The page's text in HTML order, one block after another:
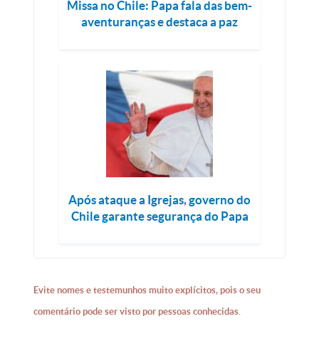
Missa no Chile: Papa fala das bem-
aventuranças e destaca a paz
Após ataque a Igrejas, governo do
Chile garante segurança do Papa
Evite nomes e testemunhos muito explícitos, pois o seu
comentário pode ser visto por pessoas conhecidas.